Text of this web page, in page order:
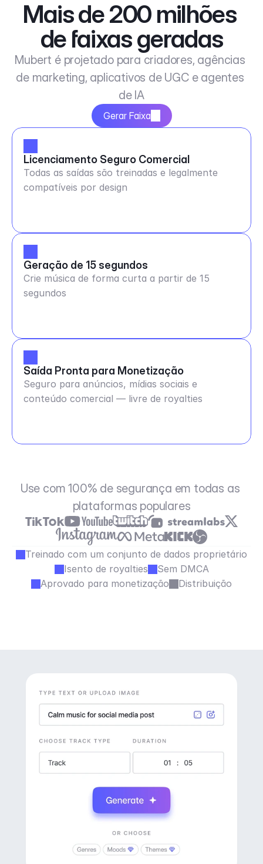
Mais de 200 milhões
de faixas geradas
Mubert é projetado para criadores, agências
de marketing, aplicativos de UGC e agentes
de IA
Gerar Faixa
Licenciamento Seguro Comercial
Todas as saídas são treinadas e legalmente
compatíveis por design
Geração de 15 segundos
Crie música de forma curta a partir de 15
segundos
Saída Pronta para Monetização
Seguro para anúncios, mídias sociais e
conteúdo comercial — livre de royalties
Use com 100% de segurança em todas as
plataformas populares
Treinado com um conjunto de dados proprietário
Isento de royalties
Sem DMCA
Aprovado para monetização
Distribuição